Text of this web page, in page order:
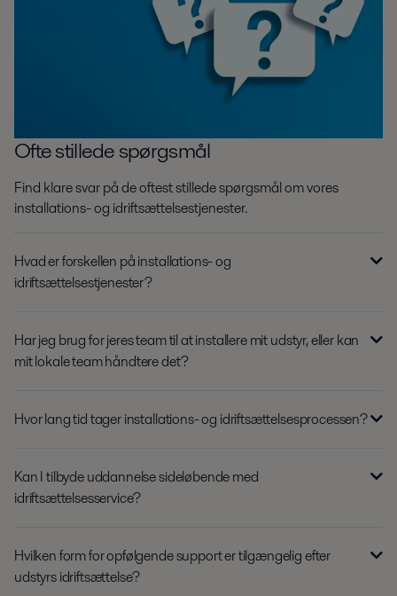
Ofte stillede spørgsmål
Find klare svar på de oftest stillede spørgsmål om vores
installations- og idriftsættelsestjenester.
Hvad er forskellen på installations- og
idriftsættelsestjenester?
Har jeg brug for jeres team til at installere mit udstyr, eller kan
mit lokale team håndtere det?
Hvor lang tid tager installations- og idriftsættelsesprocessen?
Kan I tilbyde uddannelse sideløbende med
idriftsættelsesservice?
Hvilken form for opfølgende support er tilgængelig efter
udstyrs idriftsættelse?